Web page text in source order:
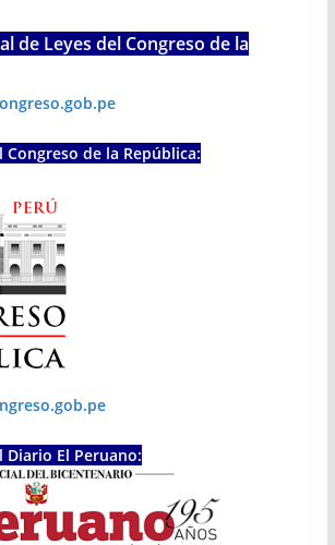
de Leyes del Congreso de la
de la República:
El Peruano: